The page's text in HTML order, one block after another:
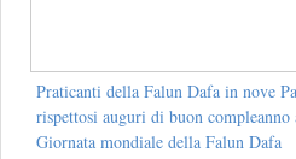
Praticanti della Falun Dafa in nove
rispettosi auguri di buon compleanno
Giornata mondiale della Falun Dafa